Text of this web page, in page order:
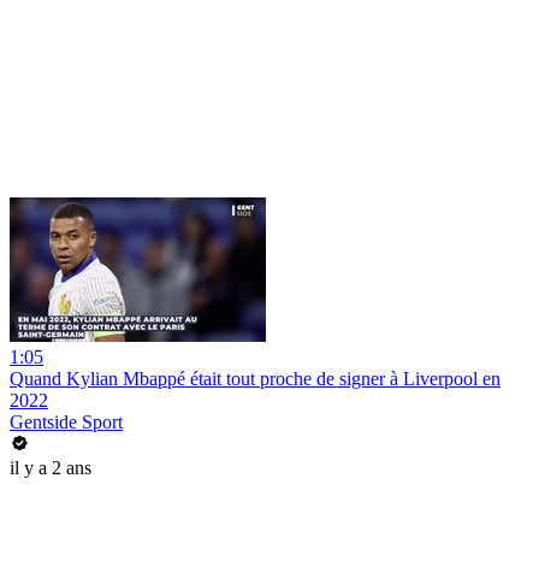
1:05
Quand Kylian Mbappé était tout proche de signer à Liverpool en
2022
Gentside Sport
il y a 2 ans